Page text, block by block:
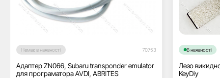
Немає в наявності 70753
Адаптер ZN066, Subaru transponder emulator
для програматора AVDI, ABRITES
В наявності
Лезо
KeyDiy